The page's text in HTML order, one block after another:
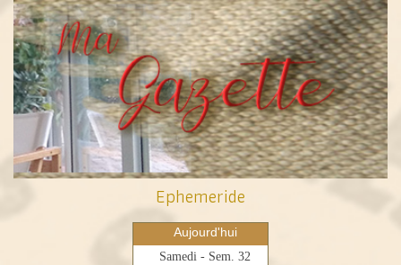
Ephemeride
Aujourd'hui
Samedi - Sem. 32